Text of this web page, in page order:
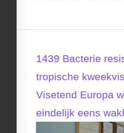
1439 Bacterie
tropische
Visetend Europa
eindelijk eens